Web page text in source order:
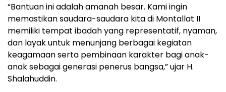
“Bantuan ini adalah amanah besar. Kami ingin
memastikan saudara-saudara kita di Montallat II
memiliki tempat ibadah yang representatif, nyaman,
dan layak untuk menunjang berbagai kegiatan
keagamaan serta pembinaan karakter bagi anak-
anak sebagai generasi penerus bangsa,” ujar H.
Shalahuddin.